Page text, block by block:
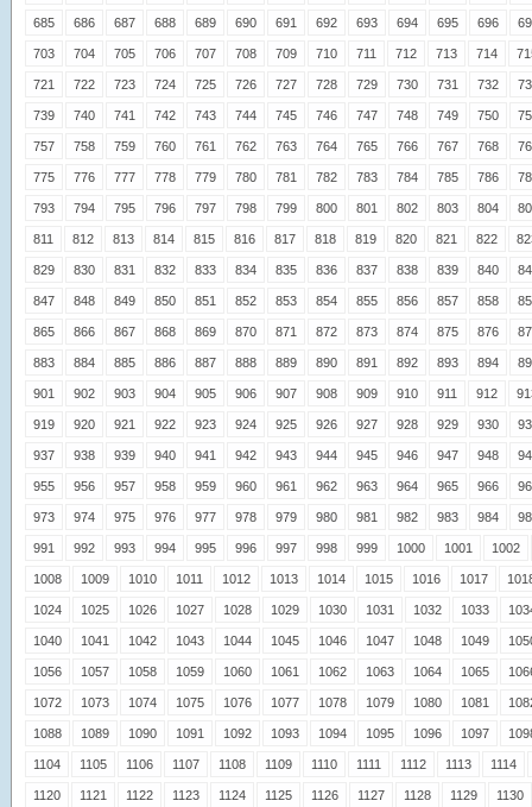
685 686 687 688 689 690 691 692 693 694 695 696
703 704 705 706 707 708 709 710 711 712 713 714
721 722 723 724 725 726 727 728 729 730 731 732
739 740 741 742 743 744 745 746 747 748 749 750
757 758 759 760 761 762 763 764 765 766 767 768
775 776 777 778 779 780 781 782 783 784 785 786
793 794 795 796 797 798 799 800 801 802 803 804
811 812 813 814 815 816 817 818 819 820 821 822
829 830 831 832 833 834 835 836 837 838 839 840
847 848 849 850 851 852 853 854 855 856 857 858
865 866 867 868 869 870 871 872 873 874 875 876
883 884 885 886 887 888 889 890 891 892 893 894
901 902 903 904 905 906 907 908 909 910 911 912
919 920 921 922 923 924 925 926 927 928 929 930
937 938 939 940 941 942 943 944 945 946 947 948
955 956 957 958 959 960 961 962 963 964 965 966
973 974 975 976 977 978 979 980 981 982 983 984
991 992 993 994 995 996 997 998 999 1000 1001 1002
1008 1009 1010 1011 1012 1013 1014 1015 1016 1017
1024 1025 1026 1027 1028 1029 1030 1031 1032 1033
1040 1041 1042 1043 1044 1045 1046 1047 1048 1049
1056 1057 1058 1059 1060 1061 1062 1063 1064 1065
1072 1073 1074 1075 1076 1077 1078 1079 1080 1081
1088 1089 1090 1091 1092 1093 1094 1095 1096 1097
1104 1105 1106 1107 1108 1109 1110 1111 1112 1113 1114
1120 1121 1122 1123 1124 1125 1126 1127 1128 1129 1130